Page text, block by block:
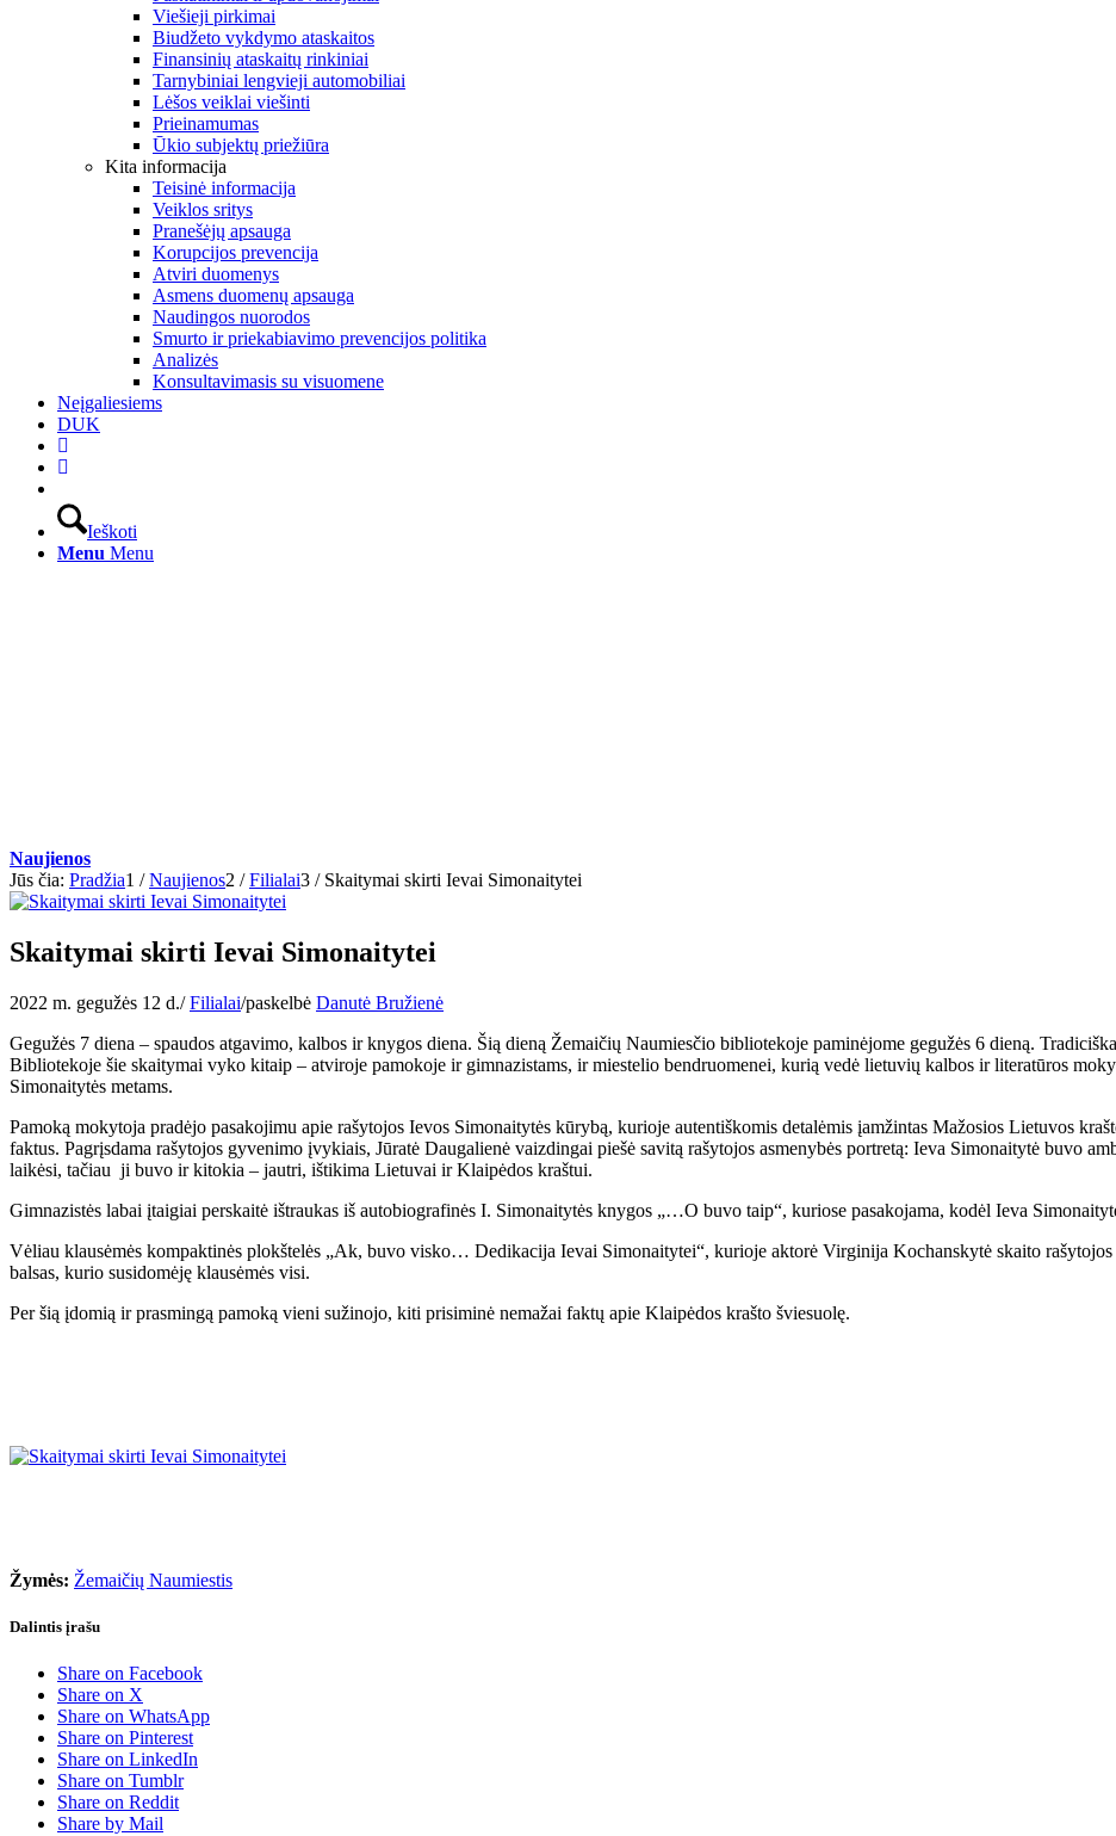
Viešieji pirkimai
Biudžeto vykdymo ataskaitos
Finansinių ataskaitų rinkiniai
Tarnybiniai lengvieji automobiliai
Lėšos veiklai viešinti
Prieinamumas
Ūkio subjektų priežiūra
Kita informacija
Teisinė informacija
Veiklos sritys
Pranešėjų apsauga
Korupcijos prevencija
Atviri duomenys
Asmens duomenų apsauga
Naudingos nuorodos
Smurto ir priekabiavimo prevencijos politika
Analizės
Konsultavimasis su visuomene
Neįgaliesiems
DUK
Ieškoti
Menu Menu
Naujienos
Jūs čia: Pradžia1 / Naujienos2 / Filialai3 / Skaitymai skirti Ievai Simonaitytei
Skaitymai skirti Ievai Simonaitytei
2022 m. gegužės 12 d./ Filialai/paskelbė Danutė Bružienė
Gegužės 7 diena – spaudos atgavimo, kalbos ir knygos diena. Šią dieną Žemaičių Naumiesčio bibliotekoje paminėjome gegužės 6 dieną.
Bibliotekoje šie skaitymai vyko kitaip – atviroje pamokoje ir gimnazistams, ir miestelio bendruomenei, kurią vedė lietuvių kalbos ir literatūros
Simonaitytės metams.
Pamoką mokytoja pradėjo pasakojimu apie rašytojos Ievos Simonaitytės kūrybą, kurioje autentiškomis detalėmis įamžintas Mažosios Lietuvos
faktus. Pagrįsdama rašytojos gyvenimo įvykiais, Jūratė Daugalienė vaizdingai piešė savitą rašytojos asmenybės portretą: Ieva Simonaitytė buvo
laikėsi, tačiau ji buvo ir kitokia – jautri, ištikima Lietuvai ir Klaipėdos kraštui.
Gimnazistės la­bai įtai­giai perskai­tė iš­trau­kas iš au­to­biog­ra­fi­nės I. Si­mo­nai­ty­tės kny­gos „…O bu­vo taip“, kuriose pasakojama, kodėl Ieva
Vėliau klausėmės kompaktinės plokštelės „Ak, buvo visko… Dedikacija Ievai Simonaitytei“, kurioje aktorė Virginija Kochanskytė skaito
balsas, kurio susidomėję klausėmės visi.
Per šią įdomią ir prasmingą pamoką vieni sužinojo, kiti prisiminė nemažai faktų apie Klaipėdos krašto šviesuolę.
Žymės: Žemaičių Naumiestis
Dalintis įrašu
Share on Facebook
Share on X
Share on WhatsApp
Share on Pinterest
Share on LinkedIn
Share on Tumblr
Share on Reddit
Share by Mail